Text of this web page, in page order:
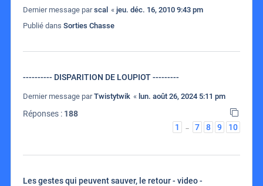
Dernier message parscal « jeu. déc. 16, 2010 9:43 pm
Publié dans Sorties Chasse
---------- DISPARITION DE LOUPIOT ---------
Dernier message parTwistytwik « lun. août 26, 2024 5:11 pm
Réponses : 188
1
7 8 9 10
Les gestes qui peuvent sauver, le retour - video -